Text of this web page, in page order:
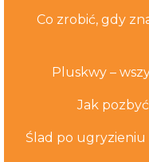
Co zrobić, gdy
Pluskwy –
Jak
Ślad po